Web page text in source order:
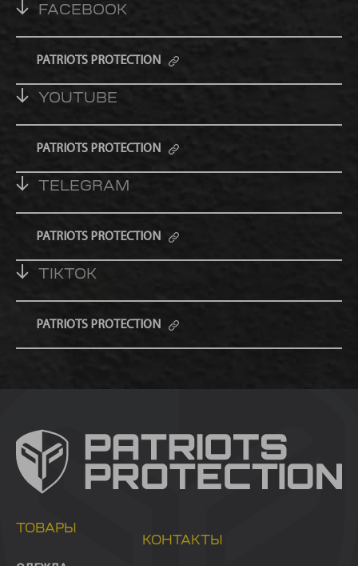
FACEBOOK
PATRIOTS PROTECTION
YOUTUBE
PATRIOTS PROTECTION
TELEGRAM
PATRIOTS PROTECTION
TIKTOK
PATRIOTS PROTECTION
ТОВАРЫ
КОНТАКТЫ